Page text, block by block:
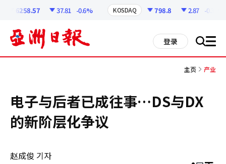
6258.57 37.81 -0.6% KOSDAQ 798.8 2.87 -0.36%
登录 搜 all
主页 产业
电子与后者已成往事…DS与DX
的新阶层化争议
赵成俊 기자